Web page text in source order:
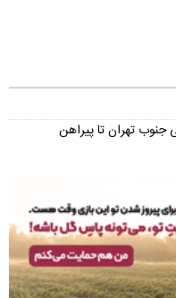
جنوب تهران تا پیراهن